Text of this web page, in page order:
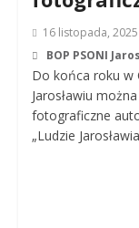
16 listopada, 2025
BOP PSONI
Do końca roku w
Jarosławiu
fotograficzne
„Ludzie